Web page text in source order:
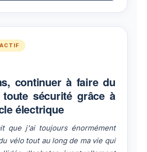
continuer à faire du
sécurité grâce à
électrique
que j'ai toujours énormément
vélo tout au long de ma vie qui